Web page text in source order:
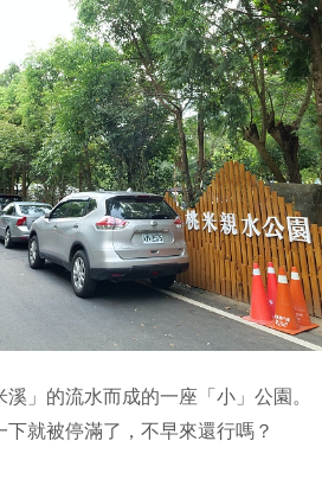
」的流水而成的一座「小」公園。
就被停滿了，不早來還行嗎？